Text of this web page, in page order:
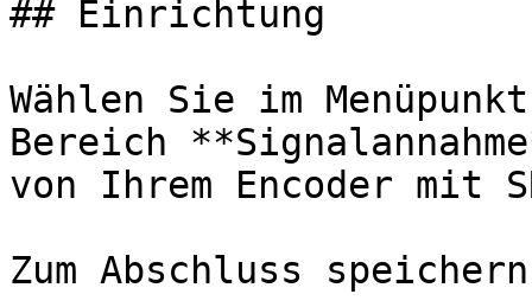
## Einrichtung
Wählen Sie im
Bereich
von Ihrem Encoder mit
Zum Abschluss